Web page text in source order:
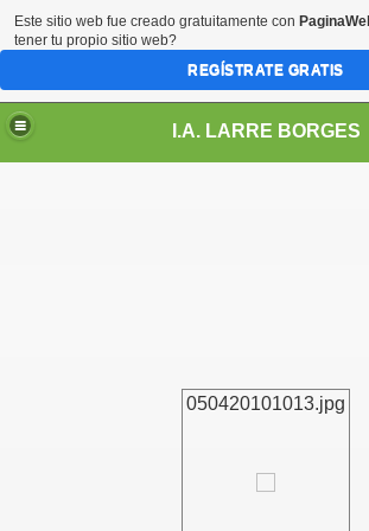
I.A. LARRE BORGES
050420101013.jpg
Este sitio web fue creado gratuitamente con
tener tu propio sitio web?
REGÍSTRATE GRATIS